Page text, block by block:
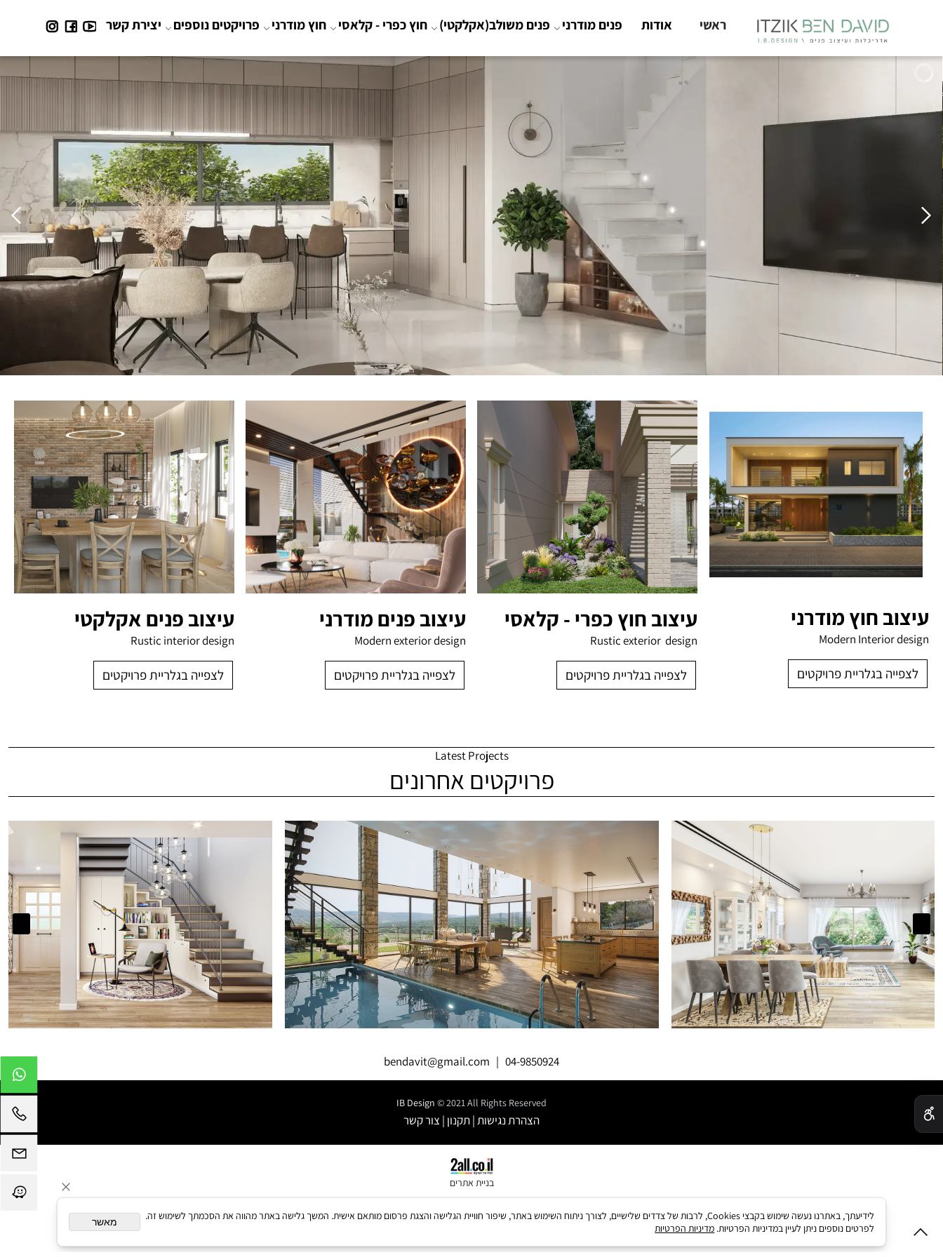
ראשי אודות פנים מודרני פנים משולב(אקלקטי) חוץ כפרי - קלאסי חוץ מודרני פרויקטים נוספים יצירת קשר
עיצוב חוץ מודרני
Modern Interior design
לצפייה בגלריית פרויקטים
עיצוב חוץ כפרי - קלאסי
Rustic exterior design
לצפייה בגלריית פרויקטים
עיצוב פנים מודרני
Modern exterior design
לצפייה בגלריית פרויקטים
עיצוב פנים אקלקטי
Rustic interior design
לצפייה בגלריית פרויקטים
Latest Projects
פרויקטים אחרונים
bendavit@gmail.com | 04-9850924
IB Design © 2021 All Rights Reserved
הצהרת נגישות|תקנון | צור קשר
בניית אתרים
לידיעתך, באתרנו נעשה שימוש בקבצי Cookies, לרבות של צדדים שלישיים, לצורך ניתוח השימוש באתר, שיפור חוויית הגלישה והצגת פרסום מותאם אישית. המשך גלישה באתר מהווה את הסכמתך לשימוש זה.
לפרטים נוספים ניתן לעיין במדיניות הפרטיות. מדיניות הפרטיות מאשר